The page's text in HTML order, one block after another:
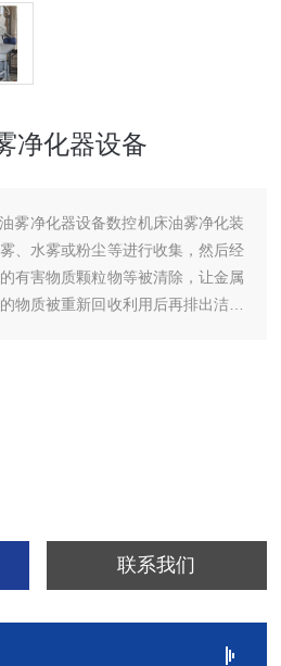
净化器设备
雾净化器设备数控机床油雾净化装
、水雾或粉尘等进行收集，然后经
有害物质颗粒物等被清除，让金属
物质被重新回收利用后再排出洁净
联系我们